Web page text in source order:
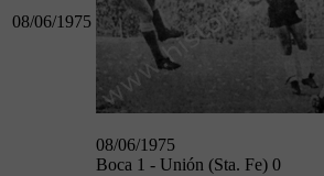
08/06/1975
08/06/1975
Boca 1 - Unión (Sta. Fe) 0